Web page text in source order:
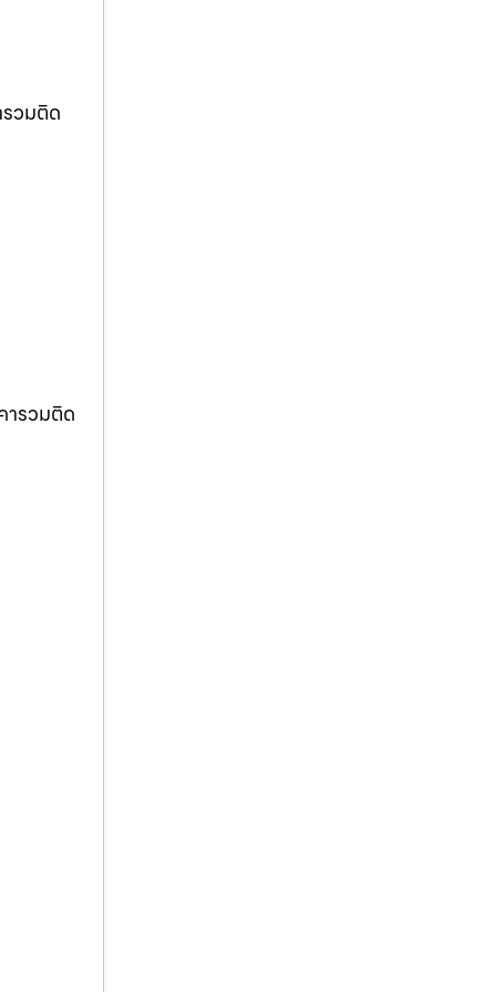
วมติด
ารวมติด